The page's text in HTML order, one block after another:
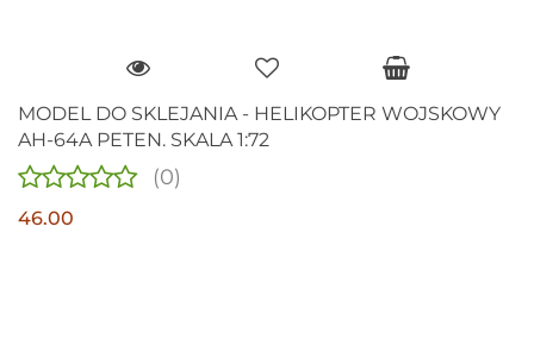
MODEL DO SKLEJANIA - HELIKOPTER WOJSKOWY
AH-64A PETEN. SKALA 1:72
(0)
46.00